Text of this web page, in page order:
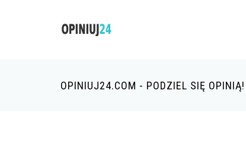
OPINIUJ24.COM - PODZIEL SIĘ OPINIĄ!